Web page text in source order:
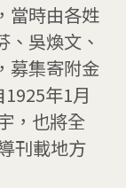
時由各姓
、吳煥文、
募集寄附金
年1月
，也將全
刊載地方